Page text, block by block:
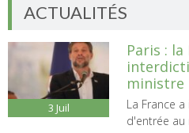
ACTUALITÉS
3 Juil
Paris :
ministre
La France
d'entrée au